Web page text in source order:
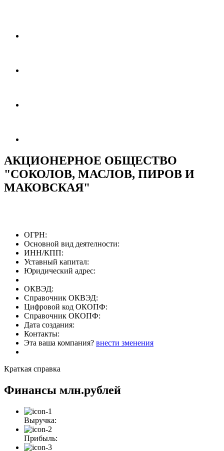
АКЦИОНЕРНОЕ ОБЩЕСТВО
"СОКОЛОВ, МАСЛОВ, ПИРОВ И
МАКОВСКАЯ"
ОГРН:
Основной вид деятелности:
ИНН/КПП:
Уставный капитал:
Юридический адрес:
ОКВЭД:
Справочник ОКВЭД:
Цифровой код ОКОПФ:
Справочник ОКОПФ:
Дата создания:
Контакты:
Эта ваша компания? внести зменения
Краткая справка
Финансы млн.рублей
Выручка:
Прибыль: